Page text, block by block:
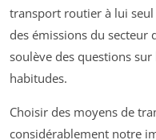
transport routier à lui
des émissions du secteur
soulève des questions
habitudes.
Choisir des moyens de
considérablement notre